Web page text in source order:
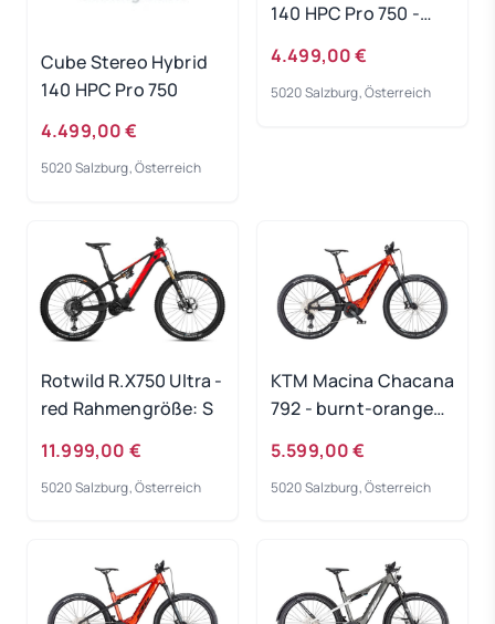
Cube Stereo Hybrid
140 HPC Pro 750
4.499,00 €
5020 Salzburg, Österreich
140 HPC Pro 750 -
Rahmengröße: L
4.499,00 €
5020 Salzburg, Österreich
Rotwild R.X750 Ultra -
red Rahmengröße: S
11.999,00 €
5020 Salzburg, Österreich
KTM Macina Chacana
792 - burnt-orange
5.599,00 €
5020 Salzburg, Österreich